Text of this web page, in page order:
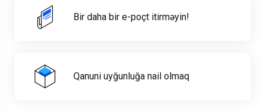
Bir daha bir e-poçt itirməyin!
Qanuni uyğunluğa nail olmaq